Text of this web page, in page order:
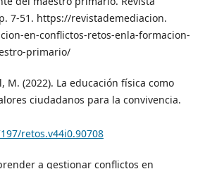
7-51. https://revistademediacion.
en-conflictos-retos-enla-formacion-
primario/
M. (2022). La educación física como
ciudadanos para la convivencia.
retos.v44i0.90708
a gestionar conflictos en